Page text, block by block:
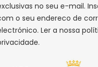
no seu e-mail.
o seu endereco de
Ler a nossa